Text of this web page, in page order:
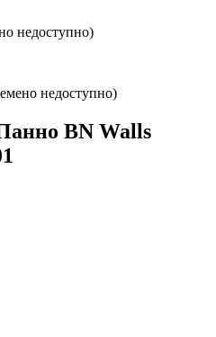
недоступно)
недоступно)
BN Walls